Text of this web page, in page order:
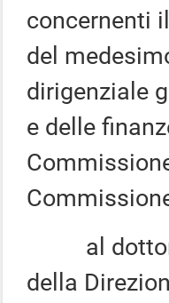
concernenti
del
dirigenziale
e delle
al dottor
della